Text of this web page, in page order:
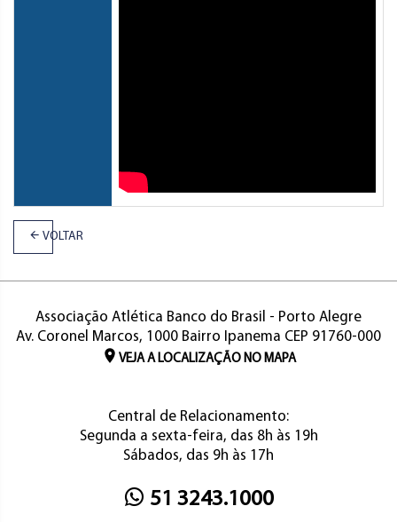
VOLTAR
Associação Atlética Banco do Brasil - Porto Alegre
Av. Coronel Marcos, 1000 Bairro Ipanema CEP 91760-000
VEJA A LOCALIZAÇÃO NO MAPA
Central de Relacionamento:
Segunda a sexta-feira, das 8h às 19h
Sábados, das 9h às 17h
51 3243.1000